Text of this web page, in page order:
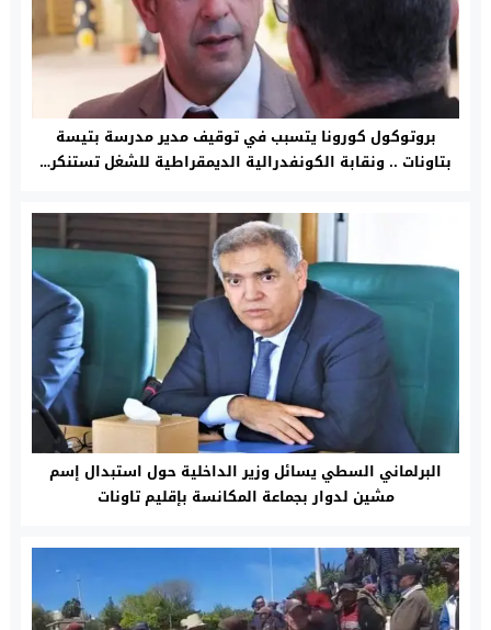
بروتوكول كورونا يتسبب في توقيف مدير مدرسة بتيسة
بتاونات .. ونقابة الكونفدرالية الديمقراطية للشغل تستنكر…
البرلماني السطي يسائل وزير الداخلية حول استبدال إسم
مشين لدوار بجماعة المكانسة بإقليم تاونات